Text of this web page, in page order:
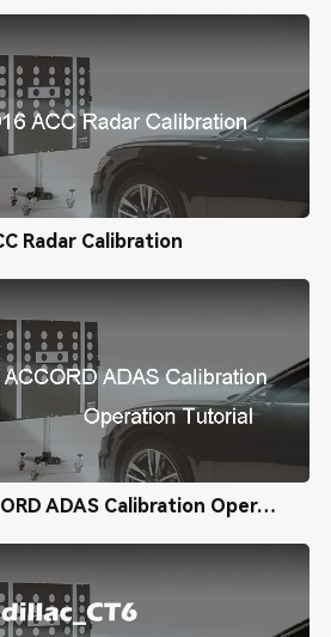
Radar Calibration
Honda 2018 ACCORD ADAS Calibration Operation Tutorial